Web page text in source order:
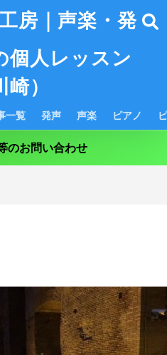
房｜声楽・発
個人レッスン
崎）
一覧 発声 声楽 ピアノ
のお問い合わせ